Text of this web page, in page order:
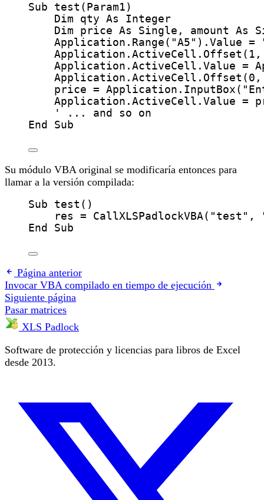
Sub
test ( Param1 )
Dim qty As
Integer
Dim price As Single , amount As
Application . Range ( "A5 " ). Value =
Application .ActiveCell. Offset ( 1
Application .ActiveCell. Value =
Application .ActiveCell. Offset ( 0
price = Application . InputBox ( "
Application .ActiveCell. Value =
' ... and so on
End Sub
Su módulo VBA original se modificaría entonces para
llamar a la versión compilada:
Sub
test ()
res
= CallXLSPadlockVBA( " test " ,
End Sub
Página anterior
Invocar VBA compilado en tiempo de ejecución
Siguiente página
Pasar matrices
XLS Padlock
Software de protección y licencias para libros de Excel
desde 2013.